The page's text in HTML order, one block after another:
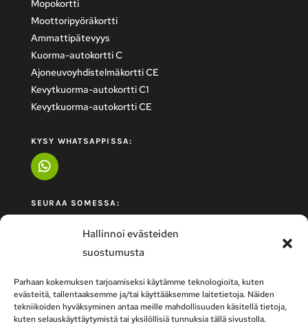
Hallinnoi evästeiden
suostumusta
Parhaan kokemuksen tarjoamiseksi käytämme teknologioita, kuten
evästeitä, tallentaaksemme ja/tai käyttääksemme laitetietoja. Näiden
tekniikoiden hyväksyminen antaa meille mahdollisuuden käsitellä tietoja,
kuten selauskäyttäytymistä tai yksilöllisiä tunnuksia tällä sivustolla.
Mopokortti
Moottoripyöräkortti
Ammattipätevyys
Kuorma-autokortti C
Ajoneuvoyhdistelmäkortti CE
Kevytkuorma-autokortti C1
Kevytkuorma-autokortti CE
KYSY WHATSAPPISSA:
SEURAA SOMESSA: